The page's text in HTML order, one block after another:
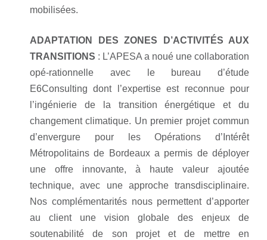
mobilisées.
ADAPTATION DES ZONES
D’ACTIVITÉS AUX
TRANSITIONS : L’APESA a noué une collaboration
opé-rationnelle avec le bureau d’étude
E6Consulting dont l’expertise est reconnue pour
l’ingénierie de la transition énergétique et du
changement climatique. Un premier projet commun
d’envergure pour
les Opérations d’Intérêt
Métropolitains de Bordeaux a permis de déployer
une offre innovante, à haute valeur ajoutée
technique, avec une approche transdisciplinaire.
Nos complémentarités nous permettent d’apporter
au client une vision globale des enjeux de
soutenabilité de son projet et de mettre en